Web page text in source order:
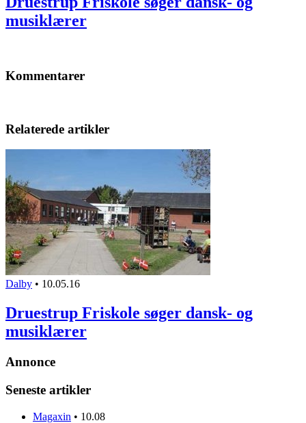
musiklærer
Kommentarer
Relaterede artikler
Dalby • 10.05.16
Druestrup Friskole søger dansk- og
musiklærer
Annonce
Seneste artikler
Magaxin • 10.08